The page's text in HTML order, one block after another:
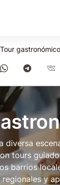
Tour gastronómico
diversa
tours
barrios
y